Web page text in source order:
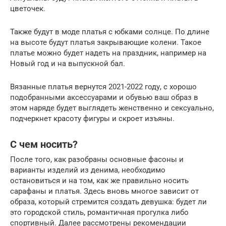
цветочек.
Также будут в моде платья с юбками солнце. По длине
на высоте будут платья закрывающие колени. Такое
платье можно будет надеть на праздник, например на
Новый год и на выпускной бал.
Вязанные платья вернутся 2021-2022 году, с хорошо
подобранными аксессуарами и обувью ваш образ в
этом наряде будет выглядеть женственно и сексуально,
подчеркнет красоту фигуры и скроет изъяны.
С чем носить?
После того, как разобраны основные фасоны и
варианты изделий из денима, необходимо
остановиться и на том, как же правильно носить
сарафаны и платья. Здесь вновь многое зависит от
образа, который стремится создать девушка: будет ли
это городской стиль, романтичная прогулка либо
спортивный. Далее рассмотрены рекомендации